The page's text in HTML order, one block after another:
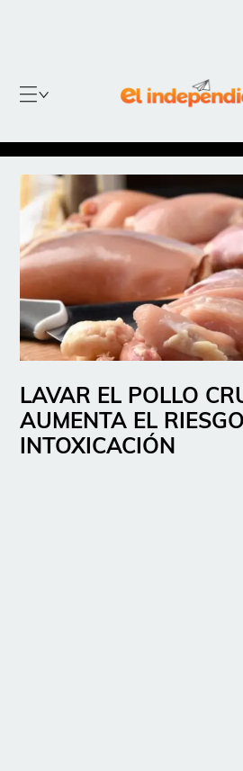
LAVAR EL POLLO
AUMENTA EL
INTOXICACIÓN